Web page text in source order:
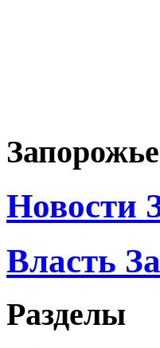
Запорожье
Новости
Власть
Разделы